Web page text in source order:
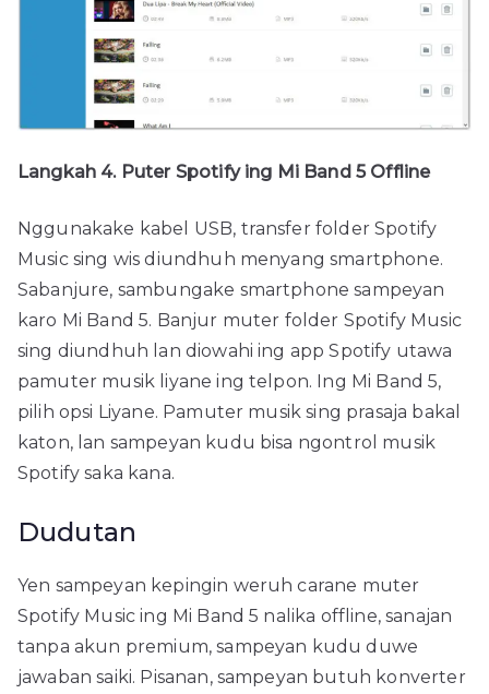
Langkah 4. Puter Spotify ing Mi Band 5 Offline
Nggunakake kabel USB, transfer folder Spotify
Music sing wis diundhuh menyang smartphone.
Sabanjure, sambungake smartphone sampeyan
karo Mi Band 5. Banjur muter folder Spotify Music
sing diundhuh lan diowahi ing app Spotify utawa
pamuter musik liyane ing telpon. Ing Mi Band 5,
pilih opsi Liyane. Pamuter musik sing prasaja bakal
katon, lan sampeyan kudu bisa ngontrol musik
Spotify saka kana.
Dudutan
Yen sampeyan kepingin weruh carane muter
Spotify Music ing Mi Band 5 nalika offline, sanajan
tanpa akun premium, sampeyan kudu duwe
jawaban saiki. Pisanan, sampeyan butuh konverter